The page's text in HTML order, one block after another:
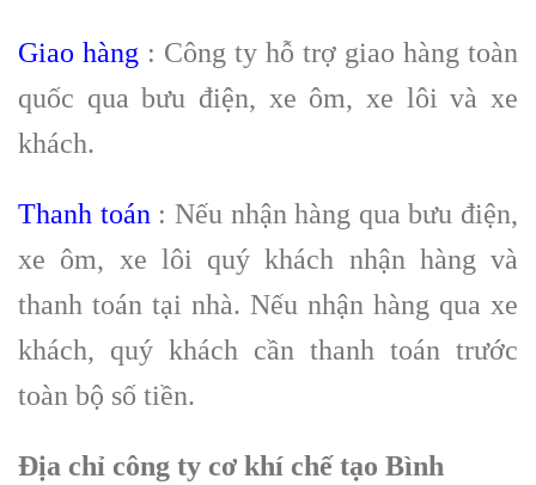
Giao hàng : Công ty hỗ trợ giao hàng toàn
quốc qua bưu điện, xe ôm, xe lôi và xe
khách.
Thanh toán : Nếu nhận hàng qua bưu điện,
xe ôm, xe lôi quý khách nhận hàng và
thanh toán tại nhà. Nếu nhận hàng qua xe
khách, quý khách cần thanh toán trước
toàn bộ số tiền.
Địa chỉ công ty cơ khí chế tạo Bình